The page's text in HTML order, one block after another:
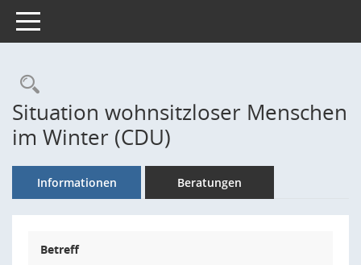
Toggle navigation
Rechercheauswahl
Situation wohnsitzloser Menschen
im Winter (CDU)
Informationen Beratungen
Betreff